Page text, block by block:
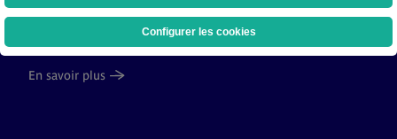
Tout sur les grands travaux d’été 2026.
2 min de lecture
En savoir plus
Configurer les cookies